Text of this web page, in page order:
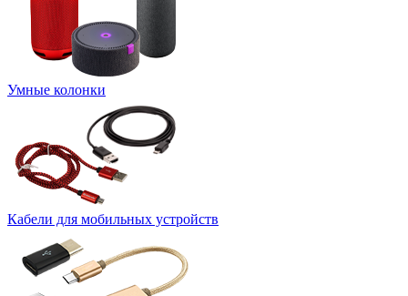
Умные колонки
Кабели для мобильных устройств